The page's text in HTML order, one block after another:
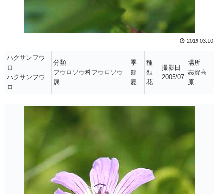
2019.03.10
ハクサンフウ
ロ
ハクサンフウ
ロ
分類
フウロソウ科フウロソウ
属
季
節
夏
種
類
花
撮影日
2005/07
場所
志賀高
原